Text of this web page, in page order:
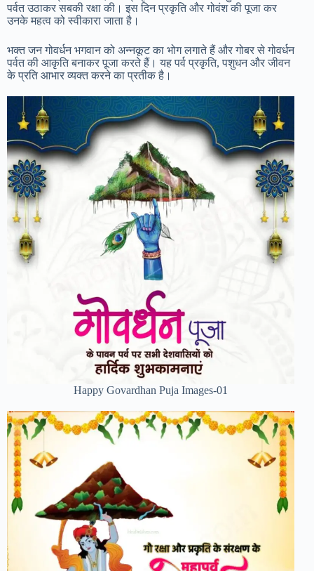
पर्वत उठाकर सबकी रक्षा की। इस दिन प्रकृति और गोवंश की पूजा कर
उनके महत्व को स्वीकारा जाता है।
भक्त जन गोवर्धन भगवान को अन्नकूट का भोग लगाते हैं और गोबर से गोवर्धन
पर्वत की आकृति बनाकर पूजा करते हैं। यह पर्व प्रकृति, पशुधन और जीवन
के प्रति आभार व्यक्त करने का प्रतीक है।
Happy Govardhan Puja Images-01